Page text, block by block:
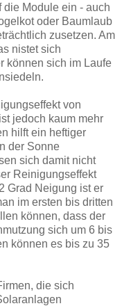
die Module ein - auch
oder Baumlaub
zusetzen. Am
nistet sich
können sich im Laufe
von
jedoch kaum mehr
hilft ein heftiger
der Sonne
sich damit nicht
Reinigungseffekt
Grad Neigung ist er
im ersten bis dritten
können, dass der
sich um 6 bis
können es bis zu 35
die sich